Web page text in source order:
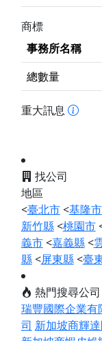
商標
事務所名稱
總數量
重大訊息
找公司
地區
<臺北市<基隆市
新竹縣<桃園市
義市<嘉義縣<
縣<屏東縣<臺
熱門搜尋公司
瑞豐國際企業有
司 新加坡商輝